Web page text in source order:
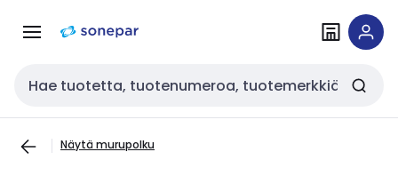
navigointiinsisältöön
Haku
Näytä murupolku